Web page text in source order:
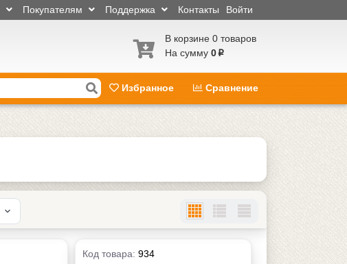
Войти
Контакты
Поддержка
Покупателям
В корзине 0 товаров
На сумму 0 p
Избранное Сравнение
Код товара:934